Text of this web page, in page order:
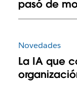
pasó de
Novedades
La IA que